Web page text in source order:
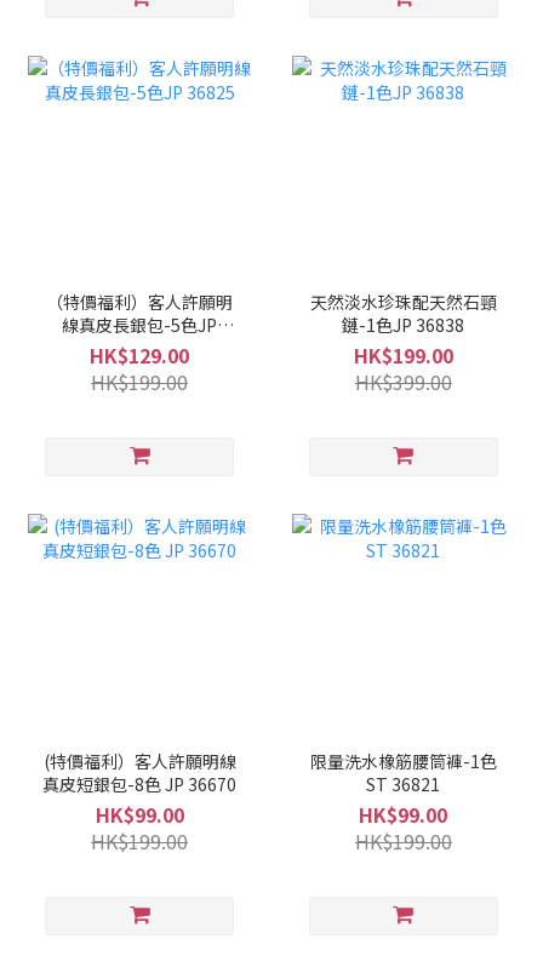
（特價福利）客人許願明
線真皮長銀包-5色JP
36825
HK$129.00
HK$199.00
天然淡水珍珠配天然石頸
鏈-1色JP 36838
HK$199.00
HK$399.00
(特價福利）客人許願明線
真皮短銀包-8色 JP 36670
HK$99.00
HK$199.00
限量洗水橡筋腰筒褲-1色
ST 36821
HK$99.00
HK$199.00